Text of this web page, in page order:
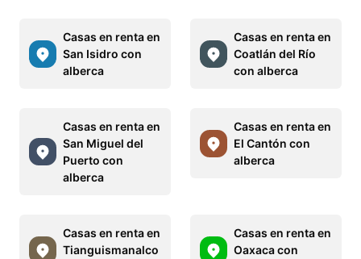
Casas en renta en
San Isidro con
alberca
Casas en renta en
Coatlán del Río
con alberca
Casas en renta en
San Miguel del
Puerto con
alberca
Casas en renta en
El Cantón con
alberca
Casas en renta en
Tianguismanalco
Casas en renta en
Oaxaca con